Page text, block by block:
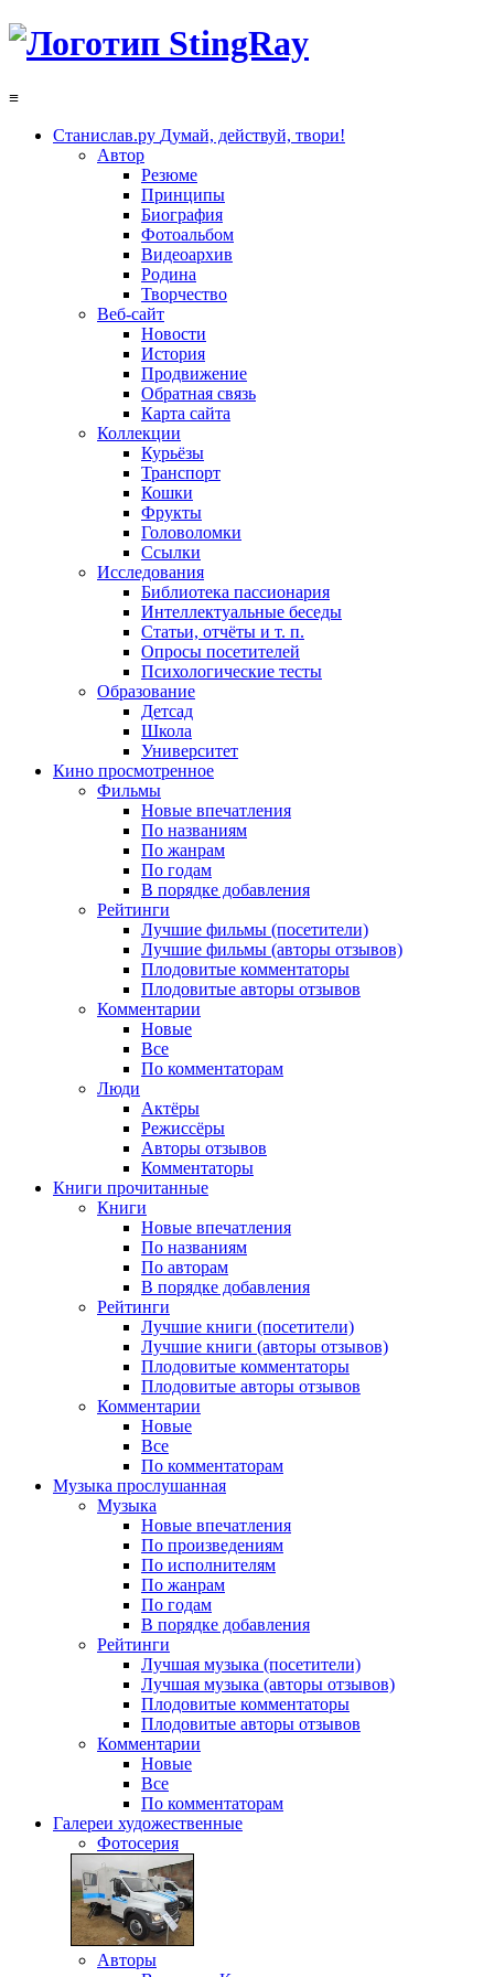
≡
Станислав.ру Думай, действуй, твори!
Автор
Резюме
Принципы
Биография
Фотоальбом
Видеоархив
Родина
Творчество
Веб-сайт
Новости
История
Продвижение
Обратная связь
Карта сайта
Коллекции
Курьёзы
Транспорт
Кошки
Фрукты
Головоломки
Ссылки
Исследования
Библиотека пассионария
Интеллектуальные беседы
Статьи, отчёты и т. п.
Опросы посетителей
Психологические тесты
Образование
Детсад
Школа
Университет
Кино просмотренное
Фильмы
Новые впечатления
По названиям
По жанрам
По годам
В порядке добавления
Рейтинги
Лучшие фильмы (посетители)
Лучшие фильмы (авторы отзывов)
Плодовитые комментаторы
Плодовитые авторы отзывов
Комментарии
Новые
Все
По комментаторам
Люди
Актёры
Режиссёры
Авторы отзывов
Комментаторы
Книги прочитанные
Книги
Новые впечатления
По названиям
По авторам
В порядке добавления
Рейтинги
Лучшие книги (посетители)
Лучшие книги (авторы отзывов)
Плодовитые комментаторы
Плодовитые авторы отзывов
Комментарии
Новые
Все
По комментаторам
Музыка прослушанная
Музыка
Новые впечатления
По произведениям
По исполнителям
По жанрам
По годам
В порядке добавления
Рейтинги
Лучшая музыка (посетители)
Лучшая музыка (авторы отзывов)
Плодовитые комментаторы
Плодовитые авторы отзывов
Комментарии
Новые
Все
По комментаторам
Галереи художественные
Фотосерия
Авторы